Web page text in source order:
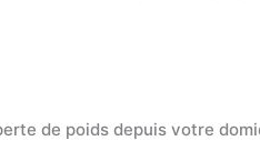
de poids depuis votre